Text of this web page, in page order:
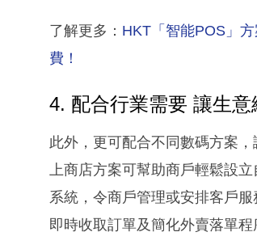
了解更多： HKT「智能POS」
費！
4. 配合行業需要 讓生
此外，更可配合不同數碼方案
上商店方案可幫助商戶輕鬆設
系統，令商戶管理或安排客戶
即時收取訂單及簡化外賣落單程